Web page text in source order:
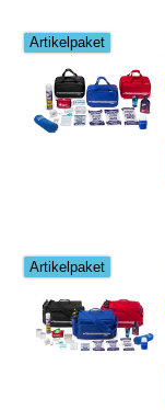
Artikelpaket
Artikelpaket